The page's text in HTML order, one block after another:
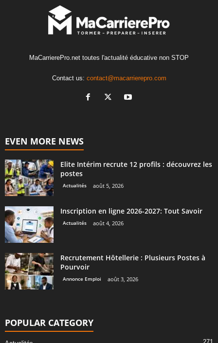
MaCarrierePro.net toutes l'actualité éducative non STOP
Contact us: contact@macarrierepro.com
EVEN MORE NEWS
Elite Intérim recrute 12 profils : découvrez les
postes
Actualités août 5, 2026
Inscription en ligne 2026-2027: Tout Savoir
Actualités août 4, 2026
Recrutement Hôtellerie : Plusieurs Postes à
Pourvoir
Annonce Emploi août 3, 2026
POPULAR CATEGORY